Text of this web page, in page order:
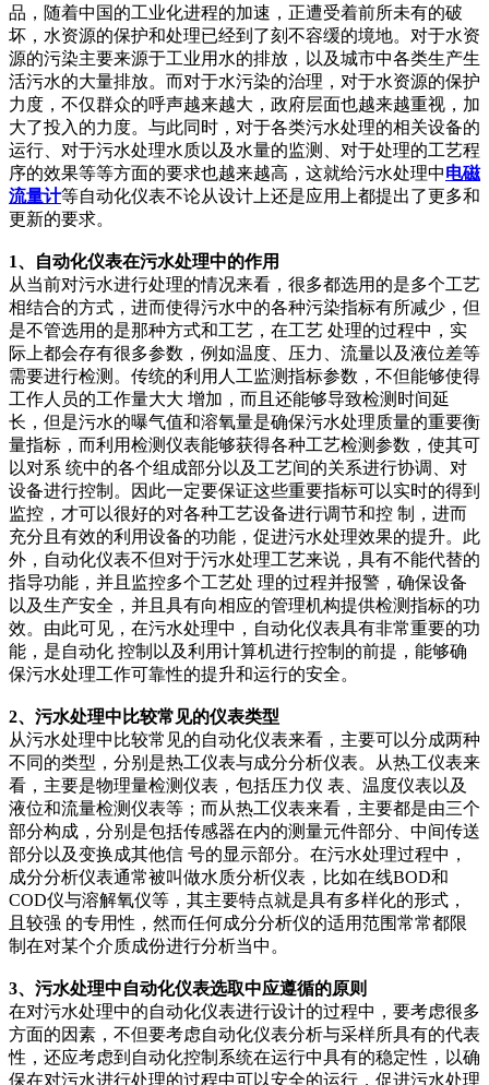
品，随着中国的工业化进程的加速，正遭受着前所未有的破
坏，水资源的保护和处理已经到了刻不容缓的境地。对于水资
源的污染主要来源于工业用水的排放，以及城市中各类生产生
活污水的大量排放。而对于水污染的治理，对于水资源的保护
力度，不仅群众的呼声越来越大，政府层面也越来越重视，加
大了投入的力度。与此同时，对于各类污水处理的相关设备的
运行、对于污水处理水质以及水量的监测、对于处理的工艺程
序的效果等等方面的要求也越来越高，这就给污水处理中电磁
流量计等自动化仪表不论从设计上还是应用上都提出了更多和
更新的要求。
1、自动化仪表在污水处理中的作用
从当前对污水进行处理的情况来看，很多都选用的是多个工艺
相结合的方式，进而使得污水中的各种污染指标有所减少，但
是不管选用的是那种方式和工艺，在工艺 处理的过程中，实
际上都会存有很多参数，例如温度、压力、流量以及液位差等
需要进行检测。传统的利用人工监测指标参数，不但能够使得
工作人员的工作量大大 增加，而且还能够导致检测时间延
长，但是污水的曝气值和溶氧量是确保污水处理质量的重要衡
量指标，而利用检测仪表能够获得各种工艺检测参数，使其可
以对系 统中的各个组成部分以及工艺间的关系进行协调、对
设备进行控制。因此一定要保证这些重要指标可以实时的得到
监控，才可以很好的对各种工艺设备进行调节和控 制，进而
充分且有效的利用设备的功能，促进污水处理效果的提升。此
外，自动化仪表不但对于污水处理工艺来说，具有不能代替的
指导功能，并且监控多个工艺处 理的过程并报警，确保设备
以及生产安全，并且具有向相应的管理机构提供检测指标的功
效。由此可见，在污水处理中，自动化仪表具有非常重要的功
能，是自动化 控制以及利用计算机进行控制的前提，能够确
保污水处理工作可靠性的提升和运行的安全。
2、污水处理中比较常见的仪表类型
从污水处理中比较常见的自动化仪表来看，主要可以分成两种
不同的类型，分别是热工仪表与成分分析仪表。从热工仪表来
看，主要是物理量检测仪表，包括压力仪 表、温度仪表以及
液位和流量检测仪表等；而从热工仪表来看，主要都是由三个
部分构成，分别是包括传感器在内的测量元件部分、中间传送
部分以及变换成其他信 号的显示部分。在污水处理过程中，
成分分析仪表通常被叫做水质分析仪表，比如在线BOD和
COD仪与溶解氧仪等，其主要特点就是具有多样化的形式，
且较强 的专用性，然而任何成分分析仪的适用范围常常都限
制在对某个介质成份进行分析当中。
3、污水处理中自动化仪表选取中应遵循的原则
在对污水处理中的自动化仪表进行设计的过程中，要考虑很多
方面的因素，不但要考虑自动化仪表分析与采样所具有的代表
性，还应考虑到自动化控制系统在运行中具有的稳定性，以确
保在对污水进行处理的过程中可以安全的运行，促进污水处理